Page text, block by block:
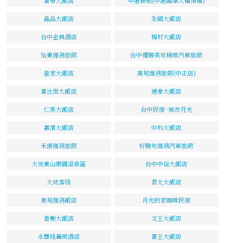
晶品大飯店 全國大飯店
台中金典酒店 梅村大飯店
怡東商務旅館 台中優勝美地精緻汽車旅館
皇家大飯店 高苑商務旅館(中正店)
富比世大飯店 通豪大飯店
仁美大飯店 台中民宿~城市月光
嘉濱大飯店 中科大飯店
禾康商務旅館 好勝地商務汽車旅館
大坑東山樂園溫泉區 台中中信大飯店
大坑客棧 君太大飯店
豪苑商務飯店 月光的家咖啡民宿
香榭大飯店 文王大飯店
永豐棧麗緻酒店 富王大飯店